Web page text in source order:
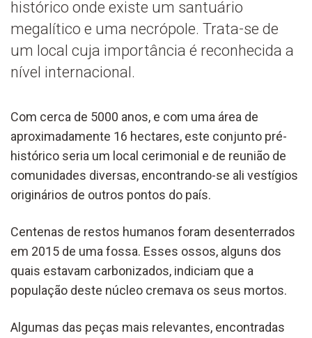
histórico onde existe um santuário
megalítico e uma necrópole. Trata-se de
um local cuja importância é reconhecida a
nível internacional.
Com cerca de 5000 anos, e com uma área de
aproximadamente 16 hectares, este conjunto pré-
histórico seria um local cerimonial e de reunião de
comunidades diversas, encontrando-se ali vestígios
originários de outros pontos do país.
Centenas de restos humanos foram desenterrados
em 2015 de uma fossa. Esses ossos, alguns dos
quais estavam carbonizados, indiciam que a
população deste núcleo cremava os seus mortos.
Algumas das peças mais relevantes, encontradas